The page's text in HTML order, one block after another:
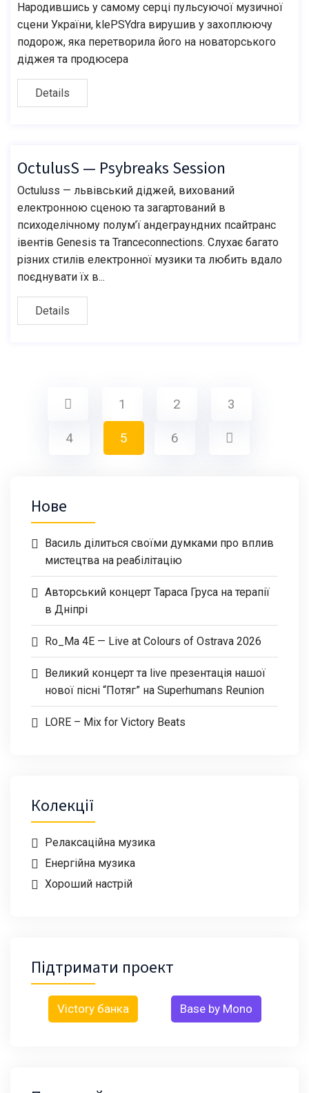
Народившись у самому серці пульсуючої музичної
сцени України, klePSYdra вирушив у захоплюючу
подорож, яка перетворила його на новаторського
діджея та продюсера
Details
OctulusS — Psybreaks Session
Octuluss — львівський діджей, вихований
електронною сценою та загартований в
психоделічному полум’ї андеграундних псайтранс
івентів Genesis та Tranceconnections. Слухає багато
різних стилів електронної музики та любить вдало
поєднувати їх в...
Details
1 2 3
4 5 6
Нове
Василь ділиться своїми думками про вплив
мистецтва на реабілітацію
Авторський концерт Тараса Груса на терапії
в Дніпрі
Ro_Ma 4E — Live at Colours of Ostrava 2026
Великий концерт та live презентація нашої
нової пісні “Потяг” на Superhumans Reunion
LORE – Mix for Victory Beats
Колекції
Релаксаційна музика
Енергійна музика
Хороший настрій
Підтримати проект
Victory банка Base by Mono